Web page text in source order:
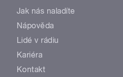
Jak nás naladíte
Nápověda
Lidé v rádiu
Kariéra
Kontakt